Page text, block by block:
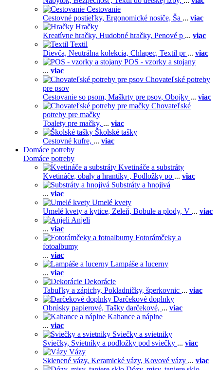
Cestovanie
Cestovné postieľky, Ergonomické nosiče, Ša ... viac
Hračky
Kreatívne hračky, Hudobné hračky, Penové p ... viac
Textil
Dievča, Neutrálna kolekcia, Chlapec, Textil pr ... viac
POS - vzorky a stojany
... viac
Chovateľské potreby
pre psov
Cestovanie so psom, Maškrty pre psov, Obojky ... viac
Chovateľské
potreby pre mačky
Toalety pre mačky, ... viac
Školské tašky
Cestovné kufre, ... viac
Domáce potreby
Domáce potreby
Kvetináče a substráty
Kvetináče, obaly a hrantíky , Podložky po ... viac
Substráty a hnojivá
... viac
Umelé kvety
Umelé kvety a kytice, Zeleň, Bobule a plody, V ... viac
Anjeli
... viac
Fotorámčeky a
fotoalbumy
... viac
Lampáše a lucerny
... viac
Dekorácie
Tabuľky a zápichy, Pokladničky, šperkovnic ... viac
Darčekové doplnky
Obrúsky papierové, Tašky darčekové, ... viac
Kahance a náplne
... viac
Sviečky a svietniky
Sviečky, Svietníky a podložky pod sviečky ... viac
Vázy
Sklenené vázy, Keramické vázy, Kovové vázy ... viac